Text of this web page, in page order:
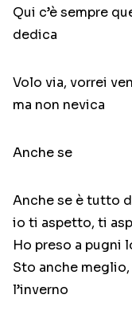
Qui c’è sempre
dedica
Volo via, vorrei
ma non nevica
Anche se
Anche se è tutto
io ti aspetto, ti
Ho preso a pugni
Sto anche
l’inverno